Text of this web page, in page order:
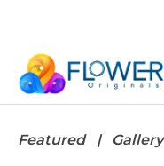
Featured Gallery